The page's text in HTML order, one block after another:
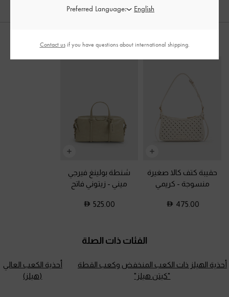
ارتديه مع
حقيبة كتف كالا صغيرة
منسوجة - كريمي
475.00
شنطة بولينغ فيرجي
ميني - زيتوني فاتح
525.00
الفئات ذات الصلة
أحذية الهيلز ذات الكعب المنخفض وكعب القطة
"كيتن هيلز"
أحذية الكعب العالي
(هيلز)
Preferred Language:
Contact usif you have questions about international shipping.